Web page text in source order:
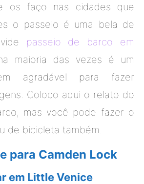
os faço nas cidades que
o passeio é uma bela de
passeio de barco em
maioria das vezes é um
agradável para fazer
Coloco aqui o relato do
mas você pode fazer o
de bicicleta também.
para Camden Lock
em Little Venice